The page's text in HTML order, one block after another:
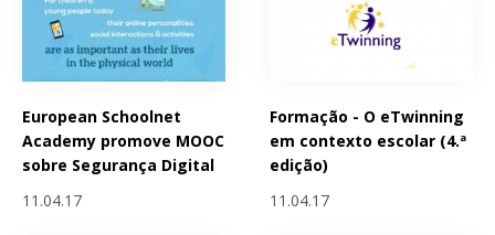
European Schoolnet
Academy promove MOOC
sobre Segurança Digital
11.04.17
Formação - O eTwinning
em contexto escolar (4.ª
edição)
11.04.17
Páginas